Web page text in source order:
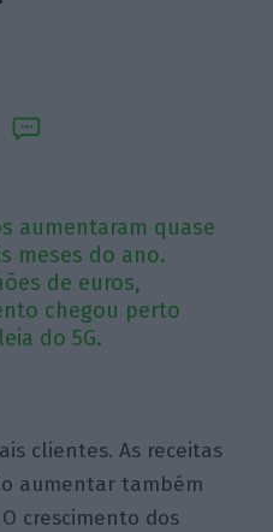
aumentaram quase
meses do ano.
de euros,
chegou perto
do 5G.
clientes. As receitas
aumentar também
crescimento dos